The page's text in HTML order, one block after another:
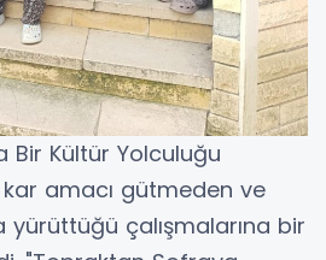
Kültür Yolculuğu
amacı gütmeden ve
yürüttüğü çalışmalarına bir